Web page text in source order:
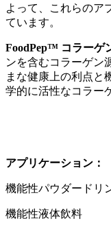
よって、これらのア
ています。
FoodPep™ コラーゲ
ンを含むコラーゲン
まな健康上の利点と
学的に活性なコラー
アプリケーション：
機能性パウダードリ
機能性液体飲料